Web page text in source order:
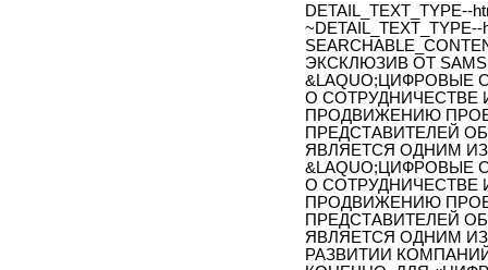
DETAIL_TEXT_TYPE--
~DETAIL_TEXT_TYPE--
ЭКСКЛЮЗИВ ОТ
&LAQUO;ЦИФРОВЫЕ
О СОТРУДНИЧЕСТВЕ
ПРОДВИЖЕНИЮ
ПРЕДСТАВИТЕЛЕЙ
ЯВЛЯЕТСЯ ОДНИМ ИЗ
&LAQUO;ЦИФРОВЫЕ
О СОТРУДНИЧЕСТВЕ
ПРОДВИЖЕНИЮ
ПРЕДСТАВИТЕЛЕЙ
ЯВЛЯЕТСЯ ОДНИМ
РАЗВИТИИ